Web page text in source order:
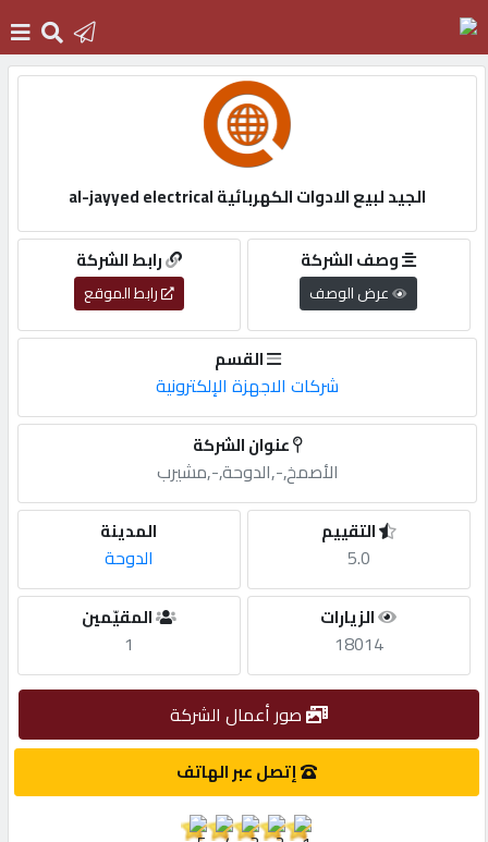
دخول
التسجيل
English
أضف
طلب
الجيد لبيع الادوات الكهربائية al-jayyed electrical
رابط الشركة
رابط الموقع
وصف الشركة
عرض الوصف
القسم
شركات الاجهزة الإلكترونية
عنوان الشركة
الأصمخ,-,الدوحة,-,مشيرب
المدينة
الدوحة
التقييم
5.0
المقيّمين
1
الزيارات
18014
صور أعمال الشركة
إتصل عبر الهاتف